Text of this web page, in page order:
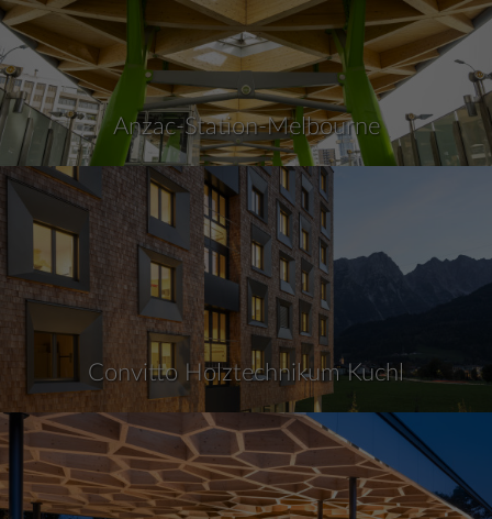
Anzac-Station-Melbourne
Convitto Holztechnikum Kuchl